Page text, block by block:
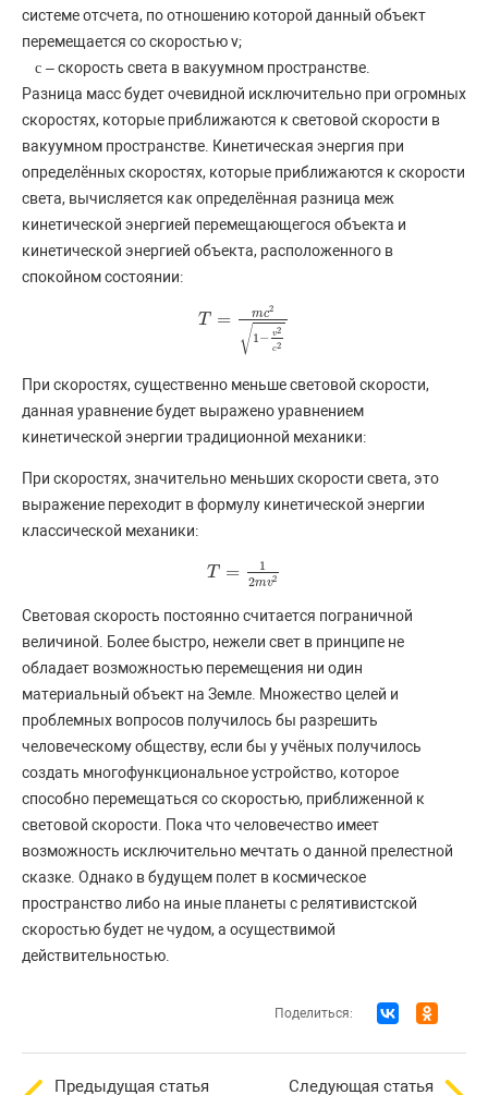
системе отсчета, по отношению которой данный объект
перемещается со скоростью v;
с
с – скорость света в вакуумном пространстве.
Разница масс будет очевидной исключительно при огромных
скоростях, которые приближаются к световой скорости в
вакуумном пространстве. Кинетическая энергия при
определённых скоростях, которые приближаются к скорости
света, вычисляется как определённая разница меж
кинетической энергией перемещающегося объекта и
кинетической энергией объекта, расположенного в
спокойном состоянии:
T = mc2
1− v2
c2
√
T= mc 21−v2c2
При скоростях, существенно меньше световой скорости,
данная уравнение будет выражено уравнением
кинетической энергии традиционной механики:
При скоростях, значительно меньших скорости света, это
выражение переходит в формулу кинетической энергии
классической механики:
T =
1
2mv2
T= 12 mv2
Световая скорость постоянно считается пограничной
величиной. Более быстро, нежели свет в принципе не
обладает возможностью перемещения ни один
материальный объект на Земле. Множество целей и
проблемных вопросов получилось бы разрешить
человеческому обществу, если бы у учёных получилось
создать многофункциональное устройство, которое
способно перемещаться со скоростью, приближенной к
световой скорости. Пока что человечество имеет
возможность исключительно мечтать о данной прелестной
сказке. Однако в будущем полет в космическое
пространство либо на иные планеты с релятивистской
скоростью будет не чудом, а осуществимой
действительностью.
Поделиться:
Предыдущая статья Следующая статья